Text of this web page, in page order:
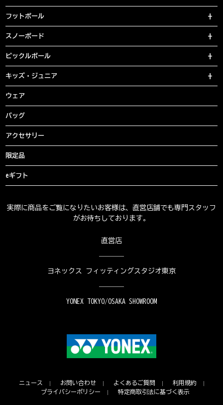
フットボール
スノーボード
ピックルボール
キッズ・ジュニア
ウェア
バッグ
アクセサリー
限定品
eギフト
実際に商品をご覧になりたいお客様は、直営店舗でも専門スタッフ
がお待ちしております。
直営店
ヨネックス フィッティングスタジオ東京
YONEX TOKYO/OSAKA SHOWROOM
ニュース お問い合わせ よくあるご質問
利用規約
プライバシーポリシー
特定商取引法に基づく表示